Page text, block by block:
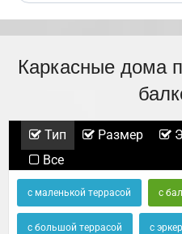
Каркасные дома
Тип Размер
Все
с маленькой террасой с
с большой террасой с